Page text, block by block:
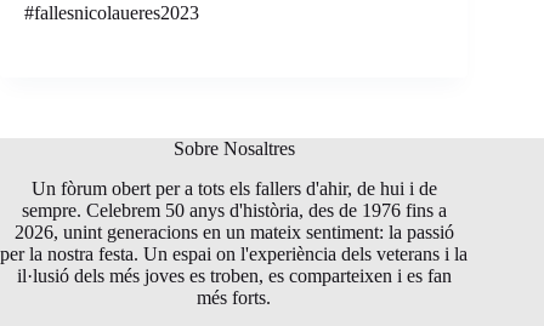
#fallesnicolaueres2023
Sobre Nosaltres
Un fòrum obert per a tots els fallers d'ahir, de hui i de
sempre. Celebrem 50 anys d'història, des de 1976 fins a
2026, unint generacions en un mateix sentiment: la passió
per la nostra festa. Un espai on l'experiència dels veterans i la
il·lusió dels més joves es troben, es comparteixen i es fan
més forts.